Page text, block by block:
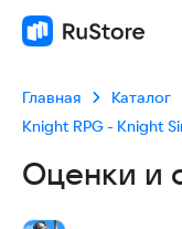
Главная Каталог
Knight RPG - Knight
Оценки и